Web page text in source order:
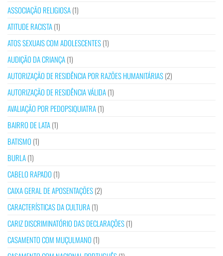
ASSOCIAÇÃO RELIGIOSA(1)
ATITUDE RACISTA(1)
ATOS SEXUAIS COM ADOLESCENTES(1)
AUDIÇÃO DA CRIANÇA(1)
AUTORIZAÇÃO DE RESIDÊNCIA POR RAZÕES HUMANITÁRIAS(2)
AUTORIZAÇÃO DE RESIDÊNCIA VÁLIDA(1)
AVALIAÇÃO POR PEDOPSIQUIATRA(1)
BAIRRO DE LATA(1)
BATISMO (1)
BURLA(1)
CABELO RAPADO (1)
CAIXA GERAL DE APOSENTAÇÕES(2)
CARACTERÍSTICAS DA CULTURA(1)
CARIZ DISCRIMINATÓRIO DAS DECLARAÇÕES(1)
CASAMENTO COM MUÇULMANO (1)